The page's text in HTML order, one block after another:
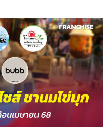
กว่า 300 สาขาทั่วประเทศ
มากมายกว่า 70 เมนู ไม่ว่าจะ
Signature ยอดนิยมจาก
Tea Brown Sugar) ชานม
ศจากน้ำตาลแลกโตส ผู้ที่แพ้
ที่หวานหอมอย่างลงตัว มัทฉะ
ชาเขียวมัทฉะแท้ ๆ ผสาน
บมัทฉะไม่ควรพลาด นมสด
[…]